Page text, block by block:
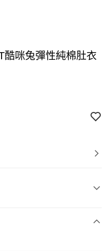
酷咪兔彈性純棉肚衣